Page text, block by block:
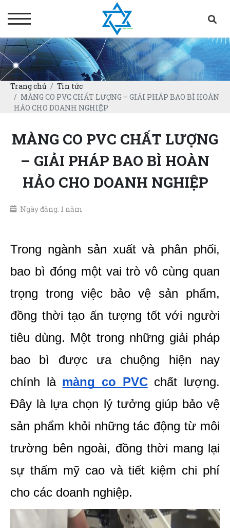
Trang chủ
Tin tức
MÀNG CO PVC CHẤT LƯỢNG – GIẢI PHÁP BAO BÌ HOÀN
HẢO CHO DOANH NGHIỆP
MÀNG CO PVC CHẤT LƯỢNG
– GIẢI PHÁP BAO BÌ HOÀN
HẢO CHO DOANH NGHIỆP
Ngày đăng: 1 năm
Trong ngành sản xuất và phân phối,
bao bì đóng một vai trò vô cùng quan
trọng trong việc bảo vệ sản phẩm,
đồng thời tạo ấn tượng tốt với người
tiêu dùng. Một trong những giải pháp
bao bì được ưa chuộng hiện nay
chính là màng co PVC chất lượng.
Đây là lựa chọn lý tưởng giúp bảo vệ
sản phẩm khỏi những tác động từ môi
trường bên ngoài, đồng thời mang lại
sự thẩm mỹ cao và tiết kiệm chi phí
cho các doanh nghiệp.